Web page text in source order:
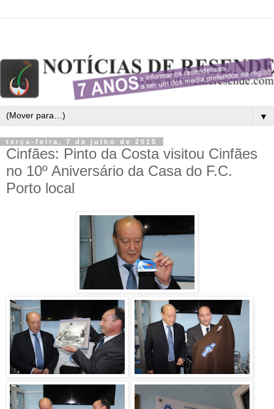
▼
terça-feira, 7 de julho de 2015
Cinfães: Pinto da Costa visitou Cinfães
no 10º Aniversário da Casa do F.C.
Porto local